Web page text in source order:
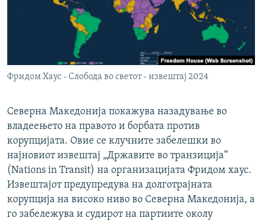
Фридом Хаус - Слобода во светот - извештај 2024
Северна Македонија покажува назадување во
владеењето на правото и борбата против
корупцијата. Овие се клучните забелешки во
најновиот извештај „Државите во транзиција“
(Nations in Transit) на организацијата Фридом хаус.
Извештајот предупредува на долготрајната
корупција на високо ниво во Северна Македонија, а
го забележува и судирот на партиите околу